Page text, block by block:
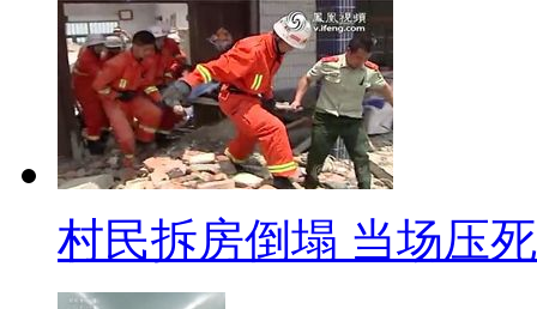
卖给个人，个人每月交一定的
了加强营运承包管理的通知，
运，让他们从出租车的主人翁
和富康，但同时，新的承包方
4500元给公司，这笔承包费用
村民拆房倒塌 当场压